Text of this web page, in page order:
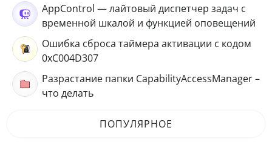
AppControl — лайтовый диспетчер задач с
временной шкалой и функцией оповещений
Ошибка сброса таймера активации с кодом
0xC004D307
Разрастание папки CapabilityAccessManager –
что делать
ПОПУЛЯРНОЕ